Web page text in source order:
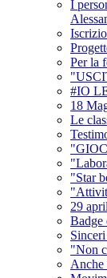
I
Per la
#IO
18
Le
"Star
29
Badge
"Non
Anche